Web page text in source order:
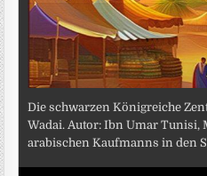
Die schwarzen Königreiche
Wadai. Autor: Ibn Umar Tunisi,
arabischen Kaufmanns in den